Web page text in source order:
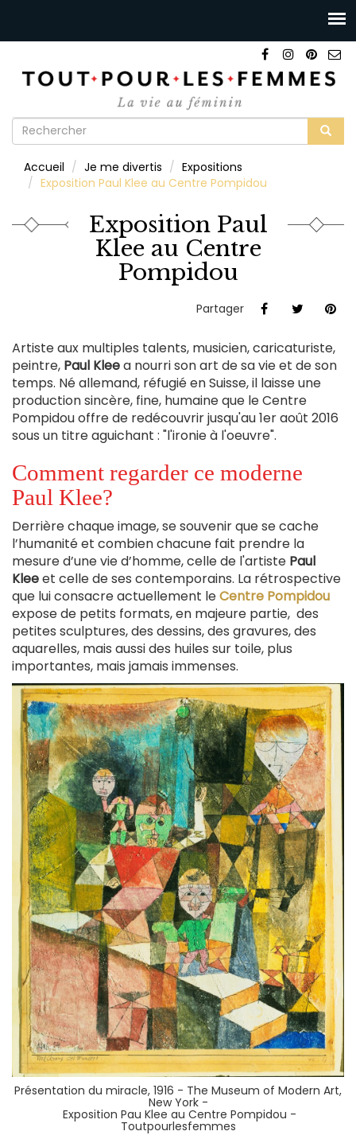
Formulaire
recherche
Accueil Je me divertis
Expositions
Exposition Paul Klee au Centre Pompidou
Exposition Paul
Klee au Centre
Pompidou
Partager
Artiste aux multiples talents, musicien, caricaturiste,
peintre, Paul Kleea nourri son art de sa vie et de son
temps. Né allemand, réfugié en Suisse, il laisse une
production sincère, fine, humaine que le Centre
Pompidou offre de redécouvrir jusqu'au 1er août 2016
sous un titre aguichant : "l'ironie à l'oeuvre".
Comment regarder ce moderne
Paul Klee?
Derrière chaque image, se souvenir que se cache
l’humanité et combien chacune fait prendre la
mesure d’une vie d’homme, celle de l'artiste Paul
Kleeet celle de ses contemporains. La rétrospective
que lui consacre actuellement leCentre Pompidou
expose de petits formats, en majeure partie, des
petites sculptures, des dessins, des gravures, des
aquarelles, mais aussi des huiles sur toile, plus
importantes, mais jamais immenses.
Présentation du miracle, 1916 - The Museum of Modern Art,
New York -
Exposition Pau Klee au Centre Pompidou -
Toutpourlesfemmes